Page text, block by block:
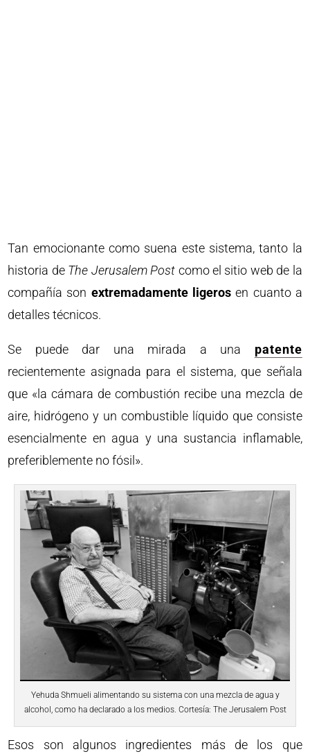
Tan emocionante como suena este sistema, tanto la
historia de The Jerusalem Post como el sitio web de la
compañía son extremadamente ligeros en cuanto a
detalles técnicos.
Se puede dar una mirada a una patente
recientemente asignada para el sistema, que señala
que «la cámara de combustión recibe una mezcla de
aire, hidrógeno y un combustible líquido que consiste
esencialmente en agua y una sustancia inflamable,
preferiblemente no fósil».
Yehuda Shmueli alimentando su sistema con una mezcla de agua y
alcohol, como ha declarado a los medios. Cortesía: The Jerusalem Post
Esos son algunos ingredientes más de los que